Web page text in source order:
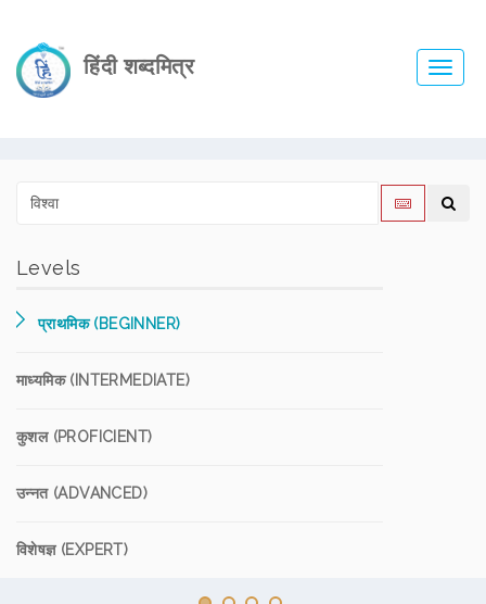
हिंदी शब्दमित्र
Levels
प्राथमिक (BEGINNER)
माध्यमिक (INTERMEDIATE)
कुशल (PROFICIENT)
उन्नत (ADVANCED)
विशेषज्ञ (EXPERT)